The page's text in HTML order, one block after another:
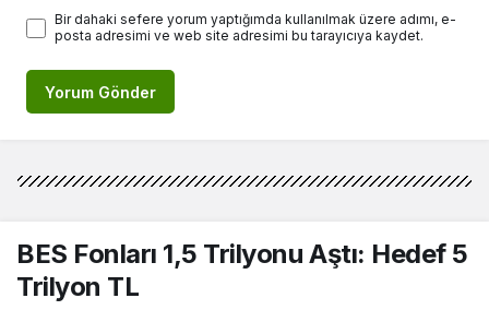
Bir dahaki sefere yorum yaptığımda kullanılmak üzere adımı, e-
posta adresimi ve web site adresimi bu tarayıcıya kaydet.
Yorum Gönder
BES Fonları 1,5 Trilyonu Aştı: Hedef 5
Trilyon TL